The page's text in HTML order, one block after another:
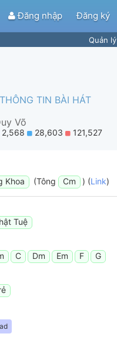
Đăng nhập Đăng ký
Quản lý
THÔNG TIN BÀI HÁT
Võ
2,568 28,603 121,527
Khoa (Tông Cm ) (Link)
Tuệ
C Dm Em F G